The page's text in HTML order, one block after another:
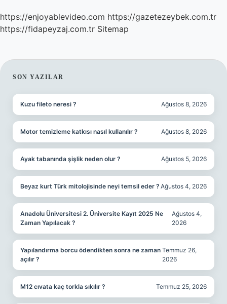
https://enjoyablevideo.com https://gazetezeybek.com.tr
https://fidapeyzaj.com.tr Sitemap
SIDEBAR
SON YAZILAR
Kuzu fileto neresi ? Ağustos 8, 2026
Motor temizleme katkısı nasıl kullanılır ? Ağustos 8, 2026
Ayak tabanında şişlik neden olur ? Ağustos 5, 2026
Beyaz kurt Türk mitolojisinde neyi temsil eder ? Ağustos 4, 2026
Anadolu Üniversitesi 2. Üniversite Kayıt 2025 Ne
Zaman Yapılacak ?
Ağustos 4,
2026
Yapılandırma borcu ödendikten sonra ne zaman
açılır ?
Temmuz 26,
2026
M12 cıvata kaç torkla sıkılır ? Temmuz 25, 2026